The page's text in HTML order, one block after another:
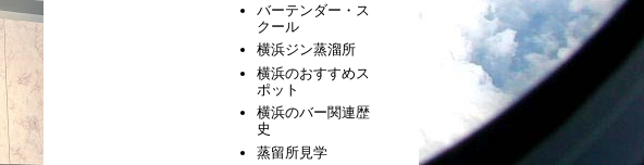
バーテンダー・ス
クール
横浜ジン蒸溜所
横浜のおすすめス
ポット
横浜のバー関連歴
史
蒸留所見学